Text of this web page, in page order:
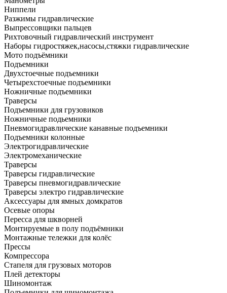
Ниппели
Разжимы гидравлические
Выпрессовщики пальцев
Рихтовочный гидравлический инструмент
Наборы гидростяжек,насосы,стяжки гидравлические
Мото подъёмники
Подъемники
Двухстоечные подъемники
Четырехстоечные подъемники
Ножничные подъемники
Траверсы
Подъемники для грузовиков
Ножничные подьемники
Пневмогидравлические канавные подъемники
Подъемники колонные
Электрогидравлические
Электромеханические
Траверсы
Траверсы гидравлические
Траверсы пневмогидравлические
Траверсы электро гидравлические
Аксессуары для ямных домкратов
Осевые опоры
Пересса для шкворней
Монтируемые в полу подъёмники
Монтажные тележки для колёс
Прессы
Компрессора
Стапеля для грузовых моторов
Плей детекторы
Шиномонтаж